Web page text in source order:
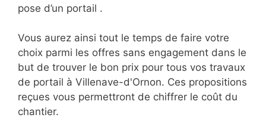
pose d’un portail .
Vous aurez ainsi tout le temps de faire votre
choix parmi les offres sans engagement dans le
but de trouver le bon prix pour tous vos travaux
de portail à Villenave-d'Ornon. Ces propositions
reçues vous permettront de chiffrer le coût du
chantier.